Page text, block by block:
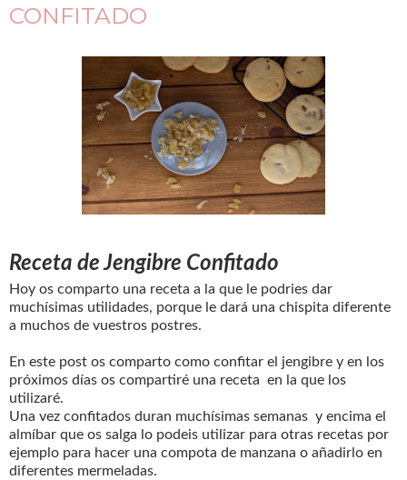
CONFITADO
Receta de Jengibre Confitado
Hoy os comparto una receta a la que le podries dar
muchísimas utilidades, porque le dará una chispita diferente
a muchos de vuestros postres.
En este post os comparto como confitar el jengibre y en los
próximos días os compartiré una receta en la que los
utilizaré.
Una vez confitados duran muchísimas semanas y encima el
almíbar que os salga lo podeis utilizar para otras recetas por
ejemplo para hacer una compota de manzana o añadirlo en
diferentes mermeladas.